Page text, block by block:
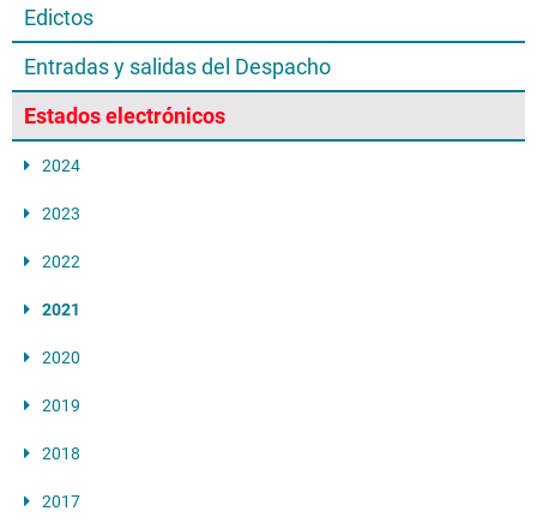
Edictos
Entradas y salidas del Despacho
Estados electrónicos
2024
2023
2022
2021
2020
2019
2018
2017